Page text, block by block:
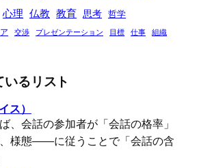
心理 仏教 教育 思考
哲学
交渉 プレゼンテーション 目標 仕事 組織
るリスト
ス）
、会話の参加者が「会話の格率」
様態――に従うことで「会話の含